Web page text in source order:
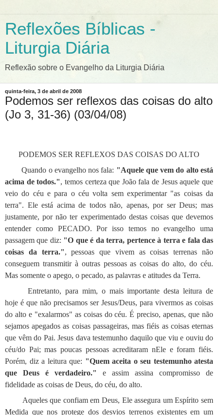
Reflexões Bíblicas -
Liturgia Diária
Reflexão sobre o Evangelho da Liturgia Diária
quinta-feira, 3 de abril de 2008
Podemos ser reflexos das coisas do alto
(Jo 3, 31-36) (03/04/08)
PODEMOS SER REFLEXOS DAS COISAS DO ALTO
Quando o evangelho nos fala: "Aquele que vem do alto está
acima de todos.", temos certeza que João fala de Jesus aquele que
veio do céu e para o céu volta sem experimentar "as coisas da
terra". Ele está acima de todos não, apenas, por ser Deus; mas
justamente, por não ter experimentado destas coisas que devemos
entender como PECADO. Por isso temos no evangelho uma
passagem que diz: "O que é da terra, pertence à terra e fala das
coisas da terra.", pessoas que vivem as coisas terrenas não
conseguem transmitir à outras pessoas as coisas do alto, do céu.
Mas somente o apego, o pecado, as palavras e atitudes da Terra.
Entretanto, para mim, o mais importante desta leitura de
hoje é que não precisamos ser Jesus/Deus, para vivermos as coisas
do alto e "exalarmos" as coisas do céu. É preciso, apenas, que não
sejamos apegados as coisas passageiras, mas fiéis as coisas eternas
que vêm do Pai. Jesus dava testemunho daquilo que viu e ouviu do
céu/do Pai; mas poucas pessoas acreditaram nEle e foram fiéis.
Porém, diz a leitura que: "Quem aceita o seu testemunho atesta
que Deus é verdadeiro."
e assim assina compromisso de
fidelidade as coisas de Deus, do céu, do alto.
Aqueles que confiam em Deus, Ele assegura um Espírito sem
Medida que nos protege dos desvios terrenos existentes em um